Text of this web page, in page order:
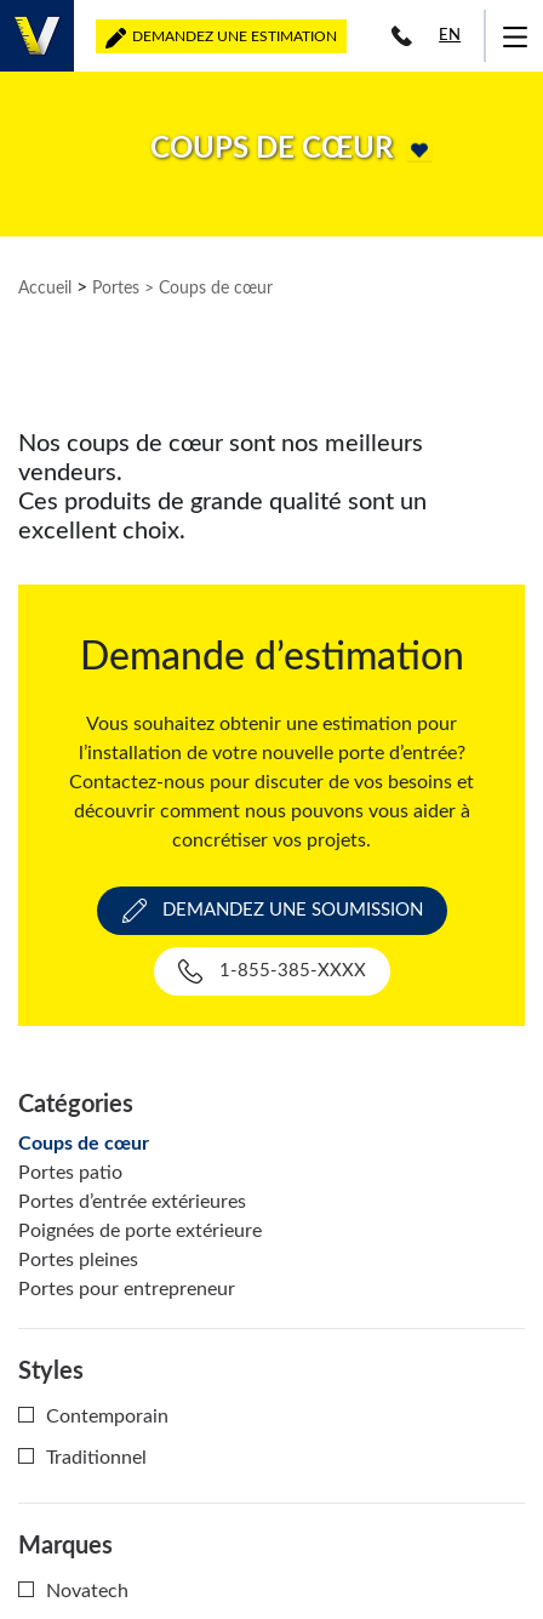
DEMANDEZ UNE ESTIMATION EN
COUPS DE CŒUR
Accueil > Portes > Coups de cœur
Nos coups de cœur sont nos meilleurs
vendeurs.
Ces produits de grande qualité sont un
excellent choix.
Demande d’estimation
Vous souhaitez obtenir une estimation pour
l’installation de votre nouvelle porte d’entrée?
Contactez-nous pour discuter de vos besoins et
découvrir comment nous pouvons vous aider à
concrétiser vos projets.
DEMANDEZ UNE SOUMISSION
1-855-385-XXXX
Catégories
Coups de cœur
Portes patio
Portes d’entrée extérieures
Poignées de porte extérieure
Portes pleines
Portes pour entrepreneur
Styles
Contemporain
Traditionnel
Marques
Novatech